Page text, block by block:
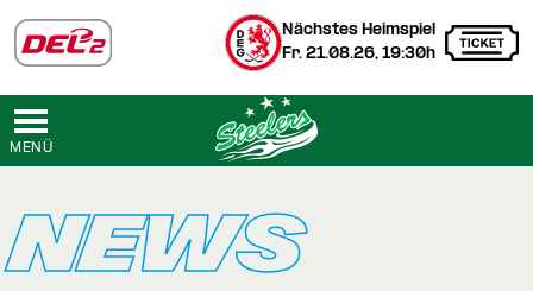
Nächstes Heimspiel
Fr. 21.08.26, 19:30h
MENÜ
NEWS